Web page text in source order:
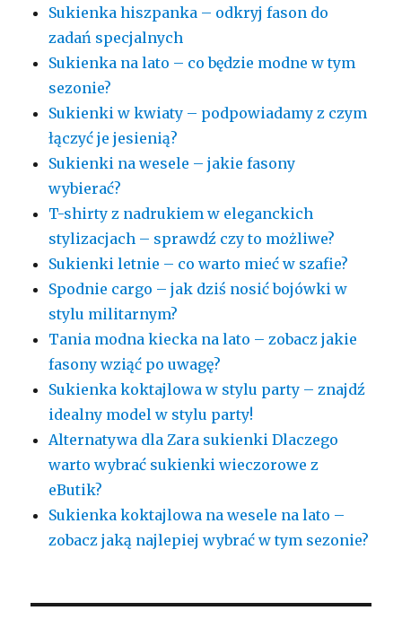
Sukienka hiszpanka – odkryj fason do
zadań specjalnych
Sukienka na lato – co będzie modne w tym
sezonie?
Sukienki w kwiaty – podpowiadamy z czym
łączyć je jesienią?
Sukienki na wesele – jakie fasony
wybierać?
T-shirty z nadrukiem w eleganckich
stylizacjach – sprawdź czy to możliwe?
Sukienki letnie – co warto mieć w szafie?
Spodnie cargo – jak dziś nosić bojówki w
stylu militarnym?
Tania modna kiecka na lato – zobacz jakie
fasony wziąć po uwagę?
Sukienka koktajlowa w stylu party – znajdź
idealny model w stylu party!
Alternatywa dla Zara sukienki Dlaczego
warto wybrać sukienki wieczorowe z
eButik?
Sukienka koktajlowa na wesele na lato –
zobacz jaką najlepiej wybrać w tym sezonie?